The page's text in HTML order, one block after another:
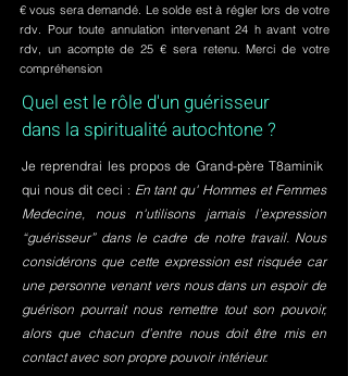
€ vous sera demandé. Le solde est à régler lors de votre
rdv. Pour toute annulation intervenant 24 h avant votre
rdv, un acompte de 25 € sera retenu. Merci de votre
compréhension
Quel est le rôle d'un guérisseur
dans la spiritualité autochtone ?
Je reprendrai les propos de Grand-père T8aminik
qui nous dit ceci : En tant qu' Hommes et Femmes
Medecine, nous n'utilisons jamais l’expression
“guérisseur” dans le cadre de notre travail. Nous
considérons que cette expression est risquée car
une personne venant vers nous dans un espoir de
guérison pourrait nous remettre tout son pouvoir,
alors que chacun d’entre nous doit être mis en
contact avec son propre pouvoir intérieur.